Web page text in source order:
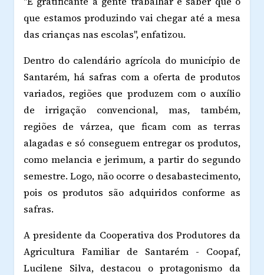
que estamos produzindo vai chegar até a mesa
das crianças nas escolas", enfatizou.
Dentro do calendário agrícola do município de
Santarém, há safras com a oferta de produtos
variados, regiões que produzem com o auxílio
de irrigação convencional, mas, também,
regiões de várzea, que ficam com as terras
alagadas e só conseguem entregar os produtos,
como melancia e jerimum, a partir do segundo
semestre. Logo, não ocorre o desabastecimento,
pois os produtos são adquiridos conforme as
safras.
A presidente da Cooperativa dos Produtores da
Agricultura Familiar de Santarém - Coopaf,
Lucilene Silva, destacou o protagonismo da